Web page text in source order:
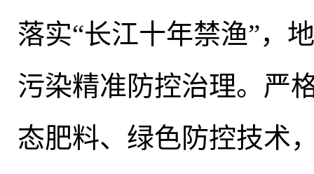
落实“长江十年禁渔”，
污染精准防控治理。严
态肥料、绿色防控技术